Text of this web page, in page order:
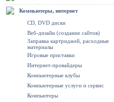
Компьютеры, интернет
CD, DVD диски
Веб-дизайн (создание сайтов)
Заправка картриджей, расходные
материалы
Игровые приставки
Интернет-провайдеры
Компьютерные клубы
Компьютерные услуги и сервис
Компьютеры